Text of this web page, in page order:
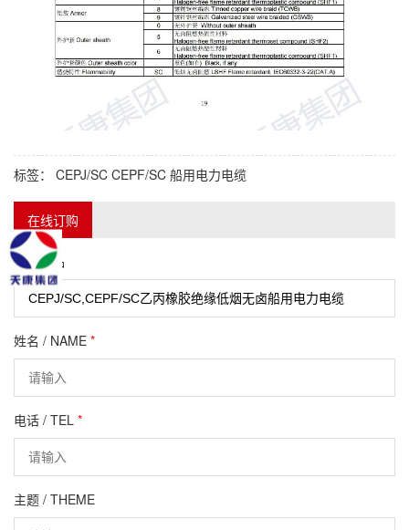
标签： CEPJ/SC CEPF/SC 船用电力电缆
在线订购
订购产品
姓名 / NAME *
电话 / TEL *
主题 / THEME